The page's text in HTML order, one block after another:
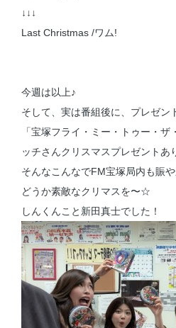
↓↓↓
Last Christmas /ワム!
今週は以上♪
そして、実は番組後に、プレゼン
「宝塚フライ・ミー・トゥー・
ッチさんクリスマスプレゼントあ
そんなこんなでFM宝塚局内も賑
どうか素敵なクリマスを〜☆
しんくんこと新田真士でした！